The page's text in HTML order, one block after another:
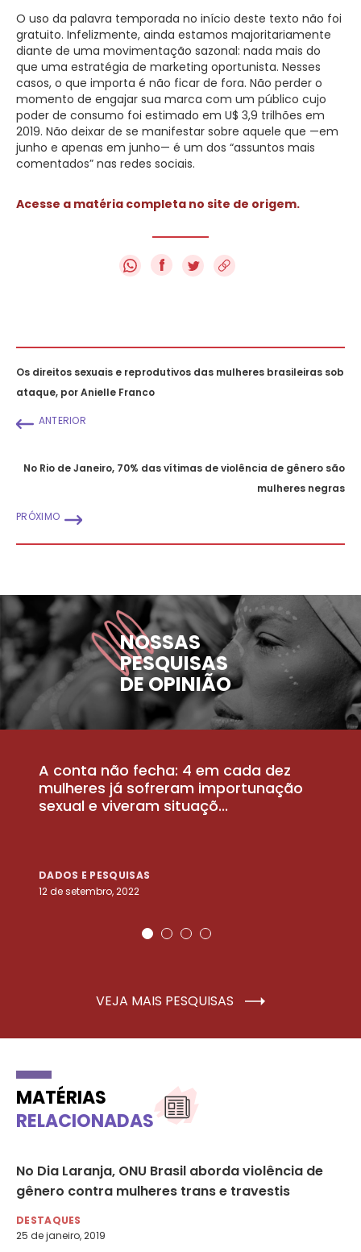
O uso da palavra temporada no início deste texto não foi
gratuito. Infelizmente, ainda estamos majoritariamente
diante de uma movimentação sazonal: nada mais do
que uma estratégia de marketing oportunista. Nesses
casos, o que importa é não ficar de fora. Não perder o
momento de engajar sua marca com um público cujo
poder de consumo foi estimado em U$ 3,9 trilhões em
2019. Não deixar de se manifestar sobre aquele que —em
junho e apenas em junho— é um dos “assuntos mais
comentados” nas redes sociais.
Acesse a matéria completa no site de origem.
f
Os direitos sexuais e reprodutivos das mulheres brasileiras sob
ataque, por Anielle Franco
ANTERIOR
No Rio de Janeiro, 70% das vítimas de violência de gênero são
mulheres negras
PRÓXIMO
NOSSAS
PESQUISAS
DE OPINIÃO
A conta não fecha: 4 em cada dez
mulheres já sofreram importunação
sexual e viveram situaçõ...
DADOS E PESQUISAS
12 de setembro, 2022
VEJA MAIS PESQUISAS
MATÉRIAS
RELACIONADAS
No Dia Laranja, ONU Brasil aborda violência de
gênero contra mulheres trans e travestis
DESTAQUES
25 de janeiro, 2019